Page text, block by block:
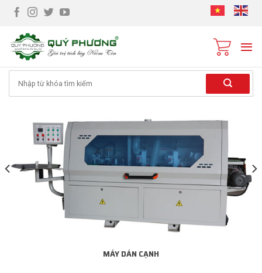
content
MÁY DÁN CẠNH